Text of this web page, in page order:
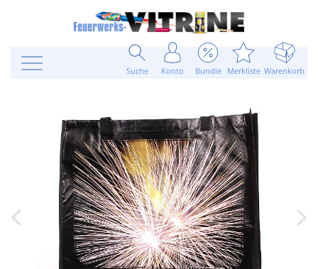
Suche Konto Bundle Merkliste Warenkorb